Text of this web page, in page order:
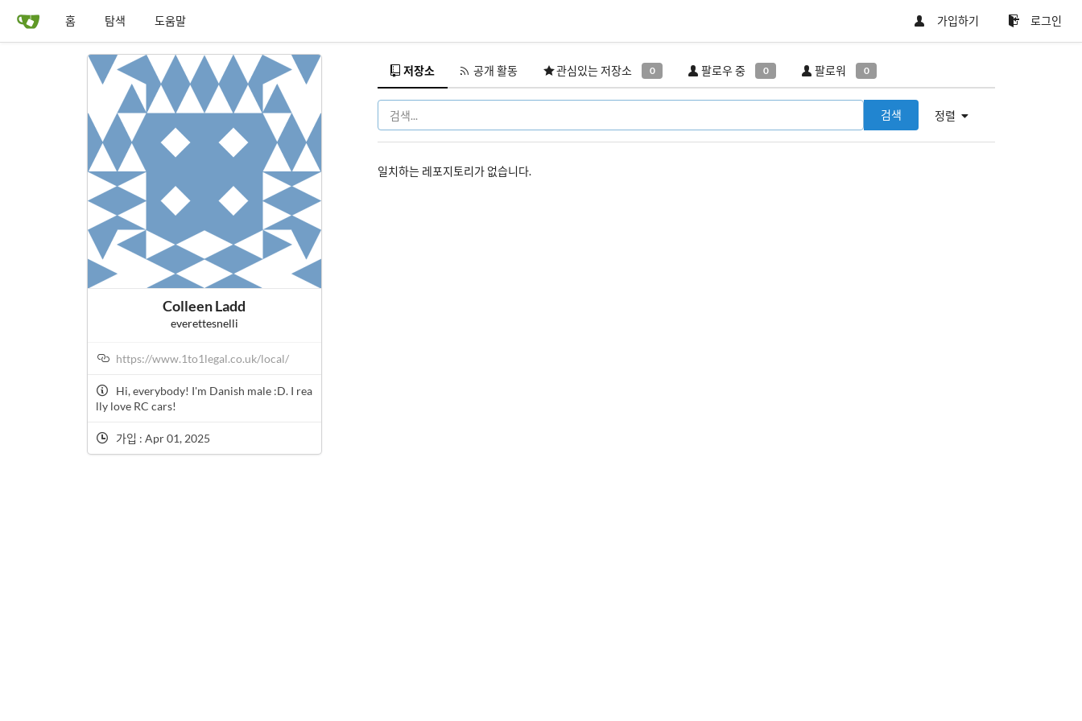
홈 탐색 도움말 가입하기 로그인
Colleen Ladd
everettesnelli
https://www.1to1legal.co.uk/local/
Hi, everybody! I'm Danish male :D. I rea
lly love RC cars!
가입 : Apr 01, 2025
저장소 공개 활동 관심있는 저장소 0 팔로우 중 0 팔로워 0
정렬
검색
일치하는 레포지토리가 없습니다.